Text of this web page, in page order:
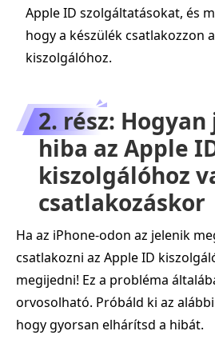
Apple ID szolgáltatásokat, és
hogy a készülék csatlakozzon
kiszolgálóhoz.
2. rész:
hiba az Apple
kiszolgálóhoz
csatlakozáskor
Ha az iPhone-odon az jelenik
csatlakozni az Apple ID
megijedni! Ez a probléma
orvosolható. Próbáld ki az
hogy gyorsan elhárítsd a hibát.